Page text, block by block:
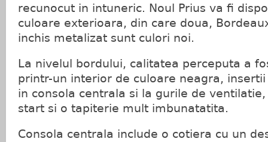
recunocut in intuneric. Noul Prius va fi
culoare exterioara, din care doua,
inchis metalizat sunt culori noi.
La nivelul bordului, calitatea perceputa a
printr-un interior de culoare neagra,
in consola centrala si la gurile de
start si o tapiterie mult imbunatatita.
Consola centrala include o cotiera cu un